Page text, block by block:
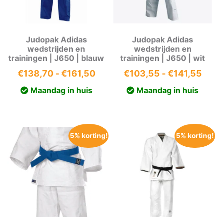
Judopak Adidas
wedstrijden en
trainingen | J650 | blauw
€138,70 -€161,50Prijsklasse:
€138,70
Maandag in huis
Judopak Adidas
wedstrijden en
trainingen | J650 | wit
€103,55 - €141,55
Maandag in huis
5% korting! 5% korting!